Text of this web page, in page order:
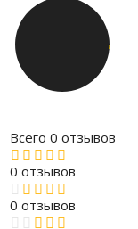
Всего 0 отзывов
0 отзывов
0 отзывов